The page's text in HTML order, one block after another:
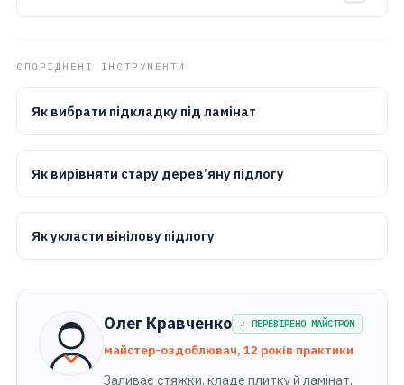
СПОРІДНЕНІ ІНСТРУМЕНТИ
Як вибрати підкладку під ламінат
Як вирівняти стару дерев’яну підлогу
Як укласти вінілову підлогу
Олег Кравченко ✓ ПЕРЕВІРЕНО МАЙСТРОМ
майстер-оздоблювач, 12 років практики
Заливає стяжки, кладе плитку й ламінат,